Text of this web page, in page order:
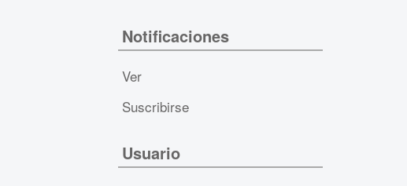
Notificaciones
Ver
Suscribirse
Usuario